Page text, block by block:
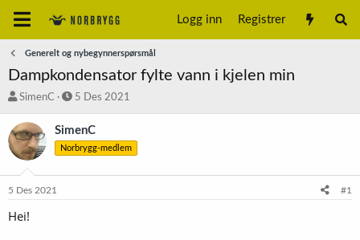
Logg inn Registrer
Generelt og nybegynnerspørsmål
Dampkondensator fylte vann i kjelen min
T
å
d
s
t
SimenC
S
a
r
t
5 Des 2021
SimenC
Norbrygg-medlem
5 Des 2021 #1
Hei!